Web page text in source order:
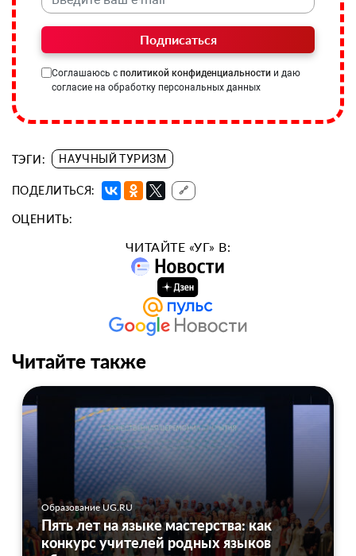
Подписаться
Соглашаюсь с политикой конфиденциальности и даю
согласие на обработку персональных данных
ТЭГИ: НАУЧНЫЙ ТУРИЗМ
ПОДЕЛИТЬСЯ: 🔗
ОЦЕНИТЬ:
ЧИТАЙТЕ «УГ» В:
Читайте также
Образование UG.RU
Пять лет на языке мастерства: как
конкурс учителей родных языков